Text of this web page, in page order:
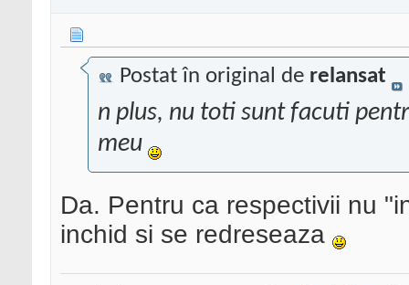
Postat în original de relansat
n plus, nu toti sunt facuti
meu
Da. Pentru ca respectivii nu
inchid si se redreseaza